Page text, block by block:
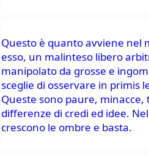
Questo è quanto avviene nel
esso, un malinteso libero
manipolato da grosse e
sceglie di osservare in primis
Queste sono paure,
differenze di credi ed idee.
crescono le ombre e basta.